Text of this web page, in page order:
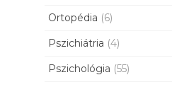
Ortopédia (6)
Pszichiátria (4)
Pszichológia (55)